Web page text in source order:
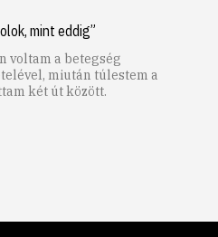
mint eddig”
voltam a betegség
miután túlestem a
két út között.